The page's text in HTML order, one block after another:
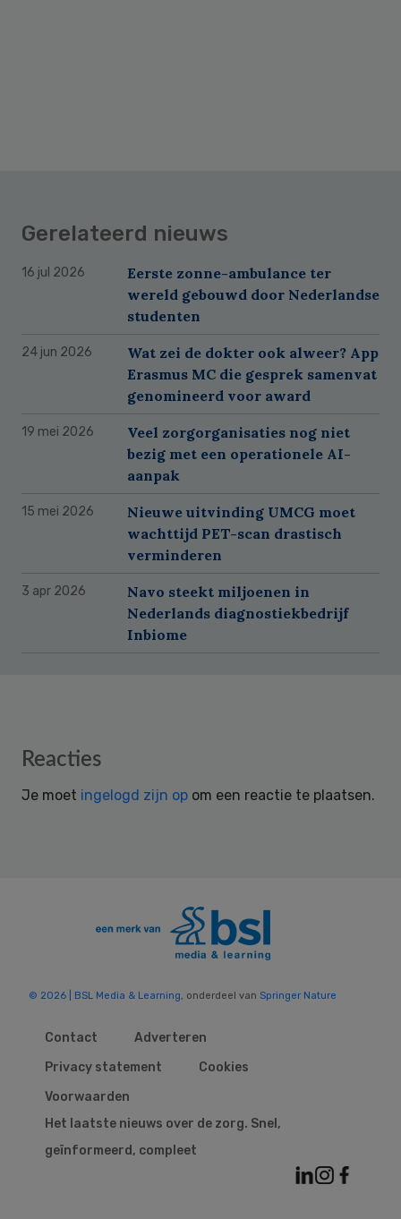
Gerelateerd nieuws
16 jul 2026
Eerste zonne-ambulance ter
wereld gebouwd door Nederlandse
studenten
24 jun 2026
Wat zei de dokter ook alweer? App
Erasmus MC die gesprek samenvat
genomineerd voor award
19 mei 2026
Veel zorgorganisaties nog niet
bezig met een operationele AI-
aanpak
15 mei 2026
Nieuwe uitvinding UMCG moet
wachttijd PET-scan drastisch
verminderen
3 apr 2026
Navo steekt miljoenen in
Nederlands diagnostiekbedrijf
Inbiome
Reader
Reacties
Je moet ingelogd zijn op om een reactie te plaatsen.
© 2026 | BSL Media & Learning, onderdeel van Springer Nature
Contact
Adverteren
Privacy statement
Cookies
Voorwaarden
Het laatste nieuws over de zorg. Snel,
geïnformeerd, compleet